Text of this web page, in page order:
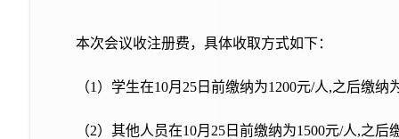
本次会议收注册费，具体收取方式如下：
（1）学生在10月25 日前缴纳为1200元/人,之后缴纳
（2）其他人员在10月25 日前缴纳为1500元/人,之后